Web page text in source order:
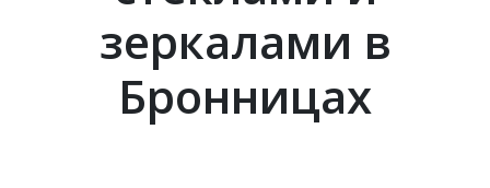
зеркалами в
Бронницах